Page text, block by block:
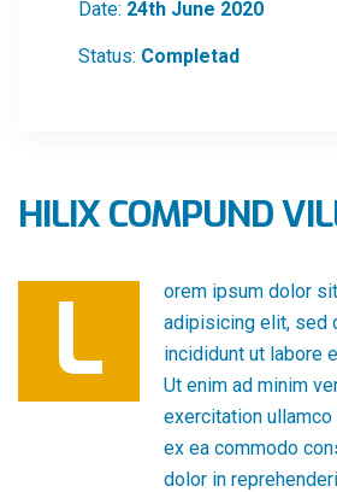
Date: 24th June 2020
Status: Completad
HILIX COMPUND
L
orem ipsum dolor
adipisicing elit, sed
incididunt ut labore
Ut enim ad minim
exercitation
ex ea commodo
dolor in